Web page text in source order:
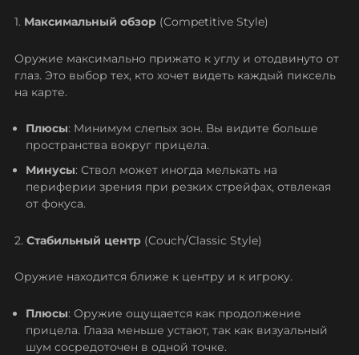
1. Максимальный обзор(Competitive Style)
Оружие максимально прижато к углу и отодвинуто от
глаз. Это выбор тех, кто хочет видеть каждый пиксель
на карте.
Плюсы: Минимум слепых зон. Вы видите больше
пространства вокруг прицела.
Минусы: Ствол может иногда мелькать на
периферии зрения при резких стрейфах, отвлекая
от фокуса.
2. Стабильный центр(Couch/Classic Style)
Оружие находится ближе к центру и к игроку.
Плюсы: Оружие ощущается как продолжение
прицела. Глаза меньше устают, так как визуальный
шум сосредоточен в одной точке.